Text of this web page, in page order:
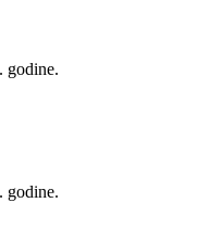
godine.
godine.